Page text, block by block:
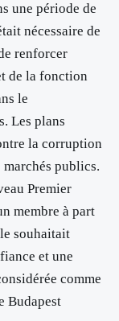
une période de
nécessaire de
renforcer
de la fonction
le
Les plans
la corruption
marchés publics.
Premier
membre à part
souhaitait
et une
comme
Budapest